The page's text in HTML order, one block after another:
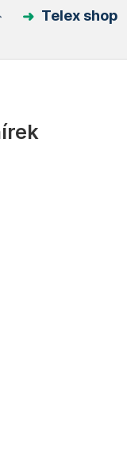
Telex shop